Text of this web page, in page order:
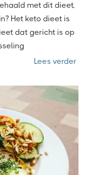
met dit dieet,
Het keto dieet is
dat gericht is op
Lees verder